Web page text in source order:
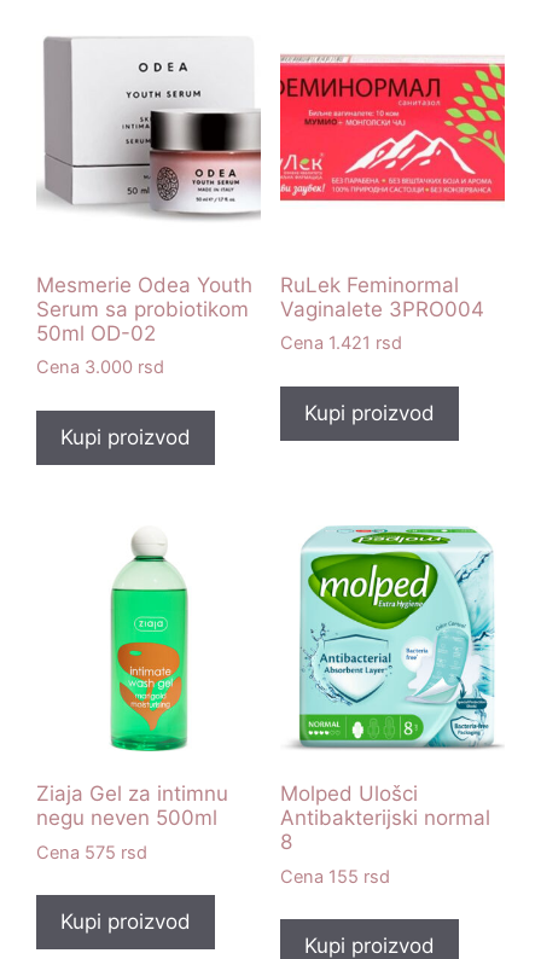
Mesmerie Odea Youth
Serum sa probiotikom
50ml OD-02
3.000 rsd
Kupi proizvod
RuLek Feminormal
Vaginalete 3PRO004
1.421 rsd
Kupi proizvod
Ziaja Gel za intimnu
negu neven 500ml
575 rsd
Kupi proizvod
Molped Ulošci
Antibakterijski normal
8
155 rsd
Kupi proizvod